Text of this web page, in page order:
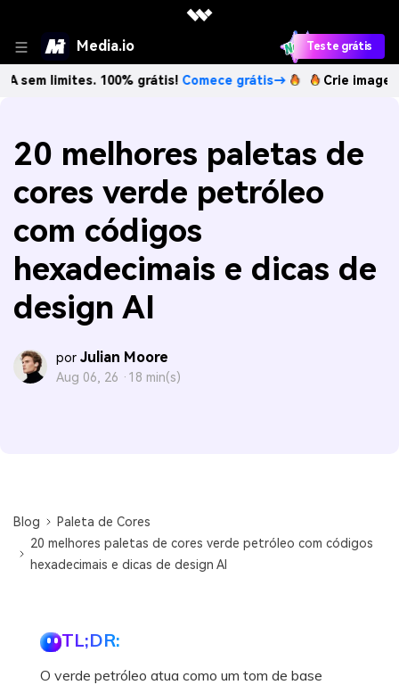
Media.io Teste grátis
100% grátis!Comece grátis→ Crie imagens com IA
20 melhores paletas de
cores verde petróleo
com códigos
hexadecimais e dicas de
design AI
por Julian Moore
Aug 06, 26 · 18 min(s)
Blog
Paleta de Cores
20 melhores paletas de cores verde petróleo com códigos
hexadecimais e dicas de design AI
TL;DR:
O verde petróleo atua como um tom de base